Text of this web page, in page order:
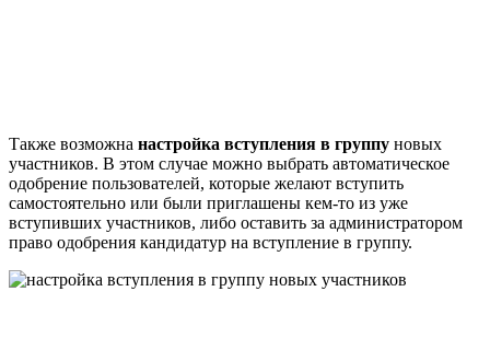
Также возможна настройка вступления в группу новых
участников. В этом случае можно выбрать автоматическое
одобрение пользователей, которые желают вступить
самостоятельно или были приглашены кем-то из уже
вступивших участников, либо оставить за администратором
право одобрения кандидатур на вступление в группу.